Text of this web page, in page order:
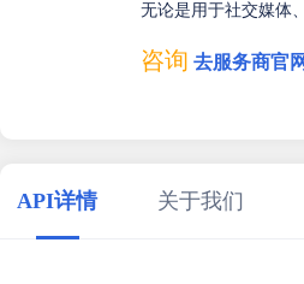
无论是用于社交媒体
咨询 去服务商官
API详情 关于我们